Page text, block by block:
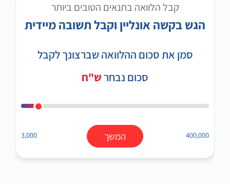
קבל הלוואה בתנאים הטובים ביותר
הגש בקשה אונליין וקבל תשובה מיידית
סמן את סכום ההלוואה שברצונך לקבל
סכום נבחרש"ח
3,000 400,000 המשך